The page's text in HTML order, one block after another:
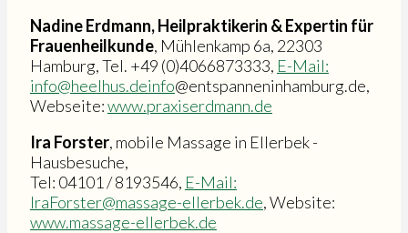
Nadine Erdmann, Heilpraktikerin & Expertin für
Frauenheilkunde, Mühlenkamp 6a, 22303
Hamburg, Tel. +49 (0)4066873333, E-Mail:
info@heelhus.deinfo@entspanneninhamburg.de,
Webseite:www.praxiserdmann.de
Ira Forster, mobile Massage in Ellerbek -
Hausbesuche,
Tel: 04101 / 8193546, E-Mail:
IraForster@massage-ellerbek.de, Website:
www.massage-ellerbek.de